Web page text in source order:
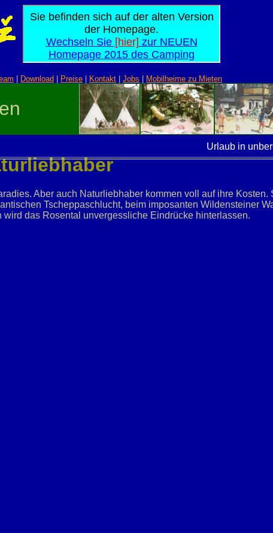
Download Preise Kontakt Jobs Mobilheime zu Mieten
Urlaub in
Aber auch Naturliebhaber kommen voll auf ihre
Tscheppaschlucht, beim imposanten Wildensteiner
das Rosental unvergessliche Eindrücke hinterlassen.